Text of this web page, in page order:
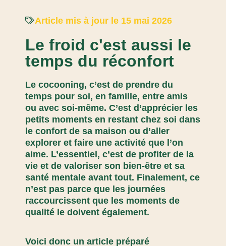
Article mis à jour le 15 mai 2026
Le froid c'est aussi le
temps du réconfort
Le cocooning, c’est de prendre du
temps pour soi, en famille, entre amis
ou avec soi-même. C’est d’apprécier les
petits moments en restant chez soi dans
le confort de sa maison ou d’aller
explorer et faire une activité que l’on
aime. L’essentiel, c’est de profiter de la
vie et de valoriser son bien-être et sa
santé mentale avant tout. Finalement, ce
n’est pas parce que les journées
raccourcissent que les moments de
qualité le doivent également.
Voici donc un article préparé